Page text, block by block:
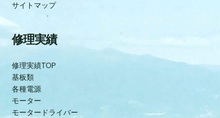
サイトマップ
修理実績
修理実績TOP
基板類
各種電源
モーター
モータードライバー